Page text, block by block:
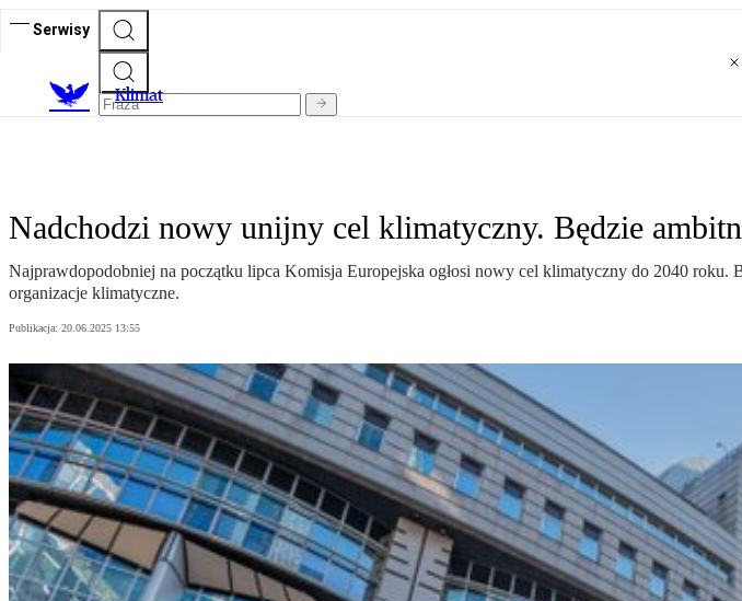
Serwisy
Klimat
Nadchodzi nowy unijny cel klimatyczny. Będzie
Najprawdopodobniej na początku lipca Komisja Europejska ogłosi nowy cel klimatyczny do 2040 roku.
organizacje klimatyczne.
Publikacja: 20.06.2025 13:55